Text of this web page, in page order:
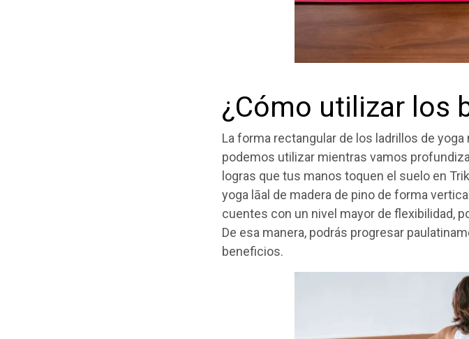
¿Cómo utilizar los
La forma rectangular de los ladrillos de
podemos utilizar mientras vamos
logras que tus manos toquen el suelo en
yoga lāal de madera de pino de forma
cuentes con un nivel mayor de flexibilidad,
De esa manera, podrás progresar
beneficios.